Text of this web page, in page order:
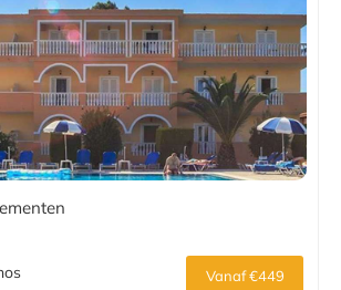
Vanaf €449